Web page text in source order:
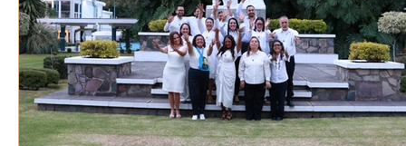
VOCES GLOBALES noticias